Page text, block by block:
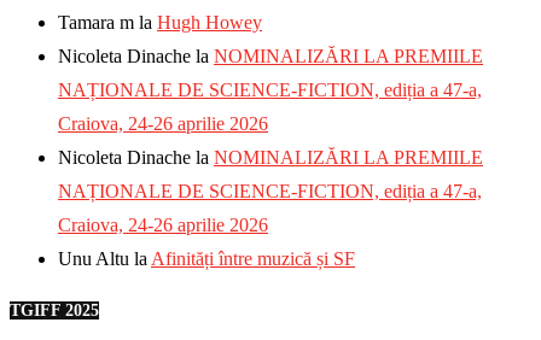
Tamara m la Hugh Howey
Nicoleta Dinache la NOMINALIZĂRI LA PREMIILE
NAȚIONALE DE SCIENCE-FICTION, ediția a 47-a,
Craiova, 24-26 aprilie 2026
Nicoleta Dinache la NOMINALIZĂRI LA PREMIILE
NAȚIONALE DE SCIENCE-FICTION, ediția a 47-a,
Craiova, 24-26 aprilie 2026
Unu Altu la Afinități între muzică și SF
TGIFF 2025